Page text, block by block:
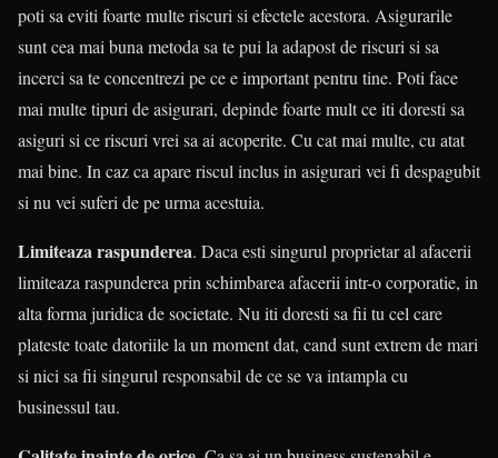
poti sa eviti foarte multe riscuri si efectele acestora. Asigurarile
sunt cea mai buna metoda sa te pui la adapost de riscuri si sa
incerci sa te concentrezi pe ce e important pentru tine. Poti face
mai multe tipuri de asigurari, depinde foarte mult ce iti doresti sa
asiguri si ce riscuri vrei sa ai acoperite. Cu cat mai multe, cu atat
mai bine. In caz ca apare riscul inclus in asigurari vei fi despagubit
si nu vei suferi de pe urma acestuia.
Limiteaza raspunderea. Daca esti singurul proprietar al afacerii
limiteaza raspunderea prin schimbarea afacerii intr-o corporatie, in
alta forma juridica de societate. Nu iti doresti sa fii tu cel care
plateste toate datoriile la un moment dat, cand sunt extrem de mari
si nici sa fii singurul responsabil de ce se va intampla cu
businessul tau.